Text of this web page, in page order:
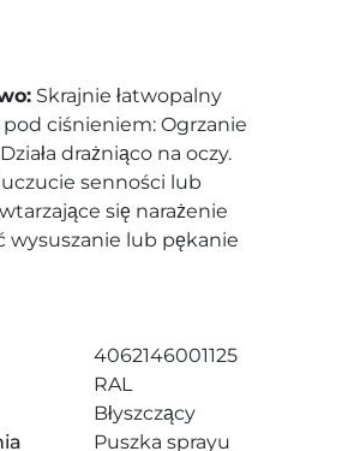
: Skrajnie łatwopalny
ciśnieniem: Ogrzanie
drażniąco na oczy.
senności lub
się narażenie
wysuszanie lub pękanie
4062146001125
RAL
Błyszczący
Puszka sprayu